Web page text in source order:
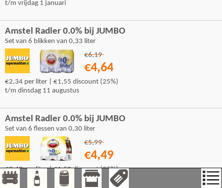
t/m vrijdag 1 januari
Amstel Radler 0.0% bij JUMBO
Set van 6 blikken van 0,33 liter
€6,19
€4,64
€2,34 per liter | €1,55 discount (25%)
t/m dinsdag 11 augustus
Amstel Radler 0.0% bij JUMBO
Set van 6 flessen van 0,30 liter
€5,99
€4,49
€2,49 per liter | €1,50 discount (25%)
t/m dinsdag 11 augustus